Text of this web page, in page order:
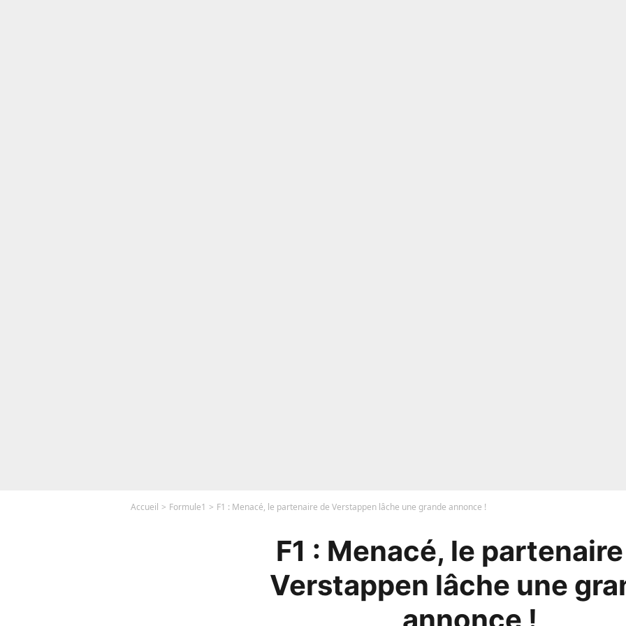
Accueil Formule1 F1 : Menacé, le partenaire de Verstappen lâche une grande annonce !
F1 : Menacé, le
Verstappen lâche une